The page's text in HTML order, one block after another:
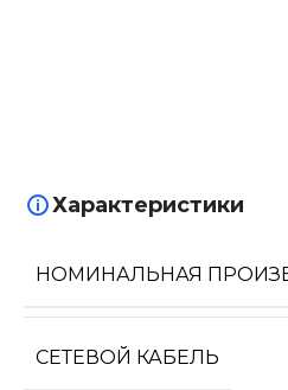
Характеристики
НОМИНАЛЬНАЯ
СЕТЕВОЙ КАБЕЛЬ